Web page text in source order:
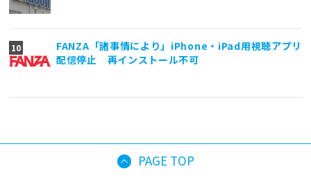
FANZA「諸事情により」iPhone・iPad用視聴アプリ
配信停止 再インストール不可
PAGE TOP